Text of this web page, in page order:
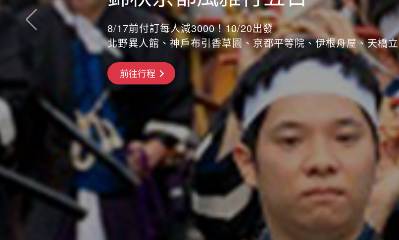
前往行程
搶先GO
8/17前付訂每人減3000！10/20出發
北野異人館、神戶布引香草園、京都平等院、伊根舟屋、天橋立
前往行程
前往行程